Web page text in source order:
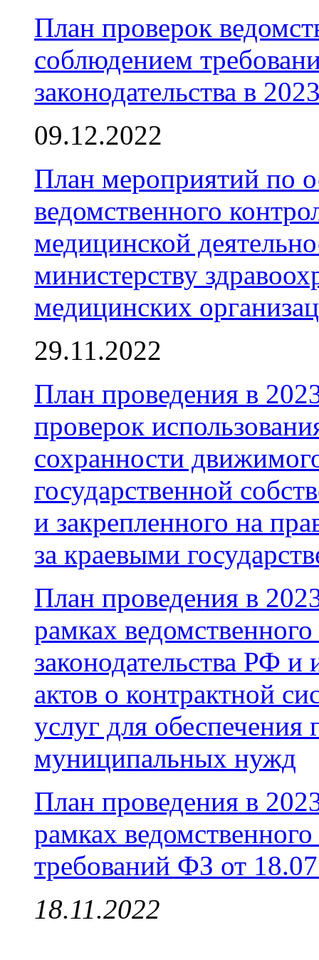
План проверок
соблюдением
законодательства в
09.12.2022
План мероприятий по
ведомственного
медицинской
министерству
медицинских
29.11.2022
План проведения в
проверок
сохранности
государственной
и закрепленного на
за краевыми
План проведения в
рамках
законодательства РФ
актов о контрактной
услуг для обеспечения
муниципальных нужд
План проведения в
рамках
требований ФЗ от
18.11.2022